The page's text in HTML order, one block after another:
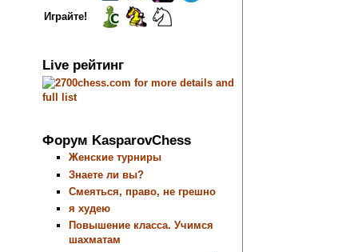
Играйте!
Live рейтинг
Форум KasparovChess
Женские турниры
Знаете ли вы?
Смеяться, право, не грешно
я худею
Повышение класса. Учимся
шахматам